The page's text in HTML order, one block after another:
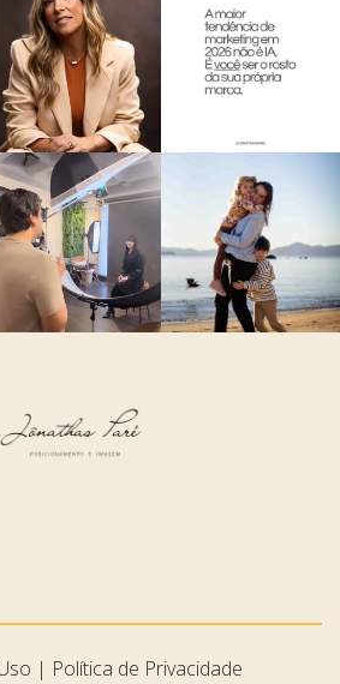
Política de Privacidade